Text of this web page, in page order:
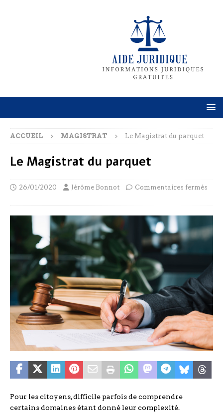
ACCUEIL MAGISTRAT Le Magistrat du parquet
Le Magistrat du parquet
26/01/2020 Jérôme Bonnot Commentaires fermés
Pour les citoyens, difficile parfois de comprendre
certains domaines étant donné leur complexité.